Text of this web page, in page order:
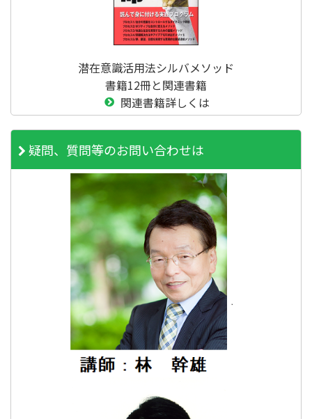
潜在意識活用法シルバメソッド
書籍12冊と関連書籍
関連書籍詳しくは
疑問、質問等のお問い合わせは